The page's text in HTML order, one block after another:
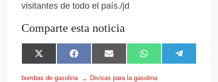
visitantes de todo el país./jd
Comparte esta noticia
X
(
T
F
a
E
m
a
W
h
a
e
bombas de gasolina Divisas para la gasolina